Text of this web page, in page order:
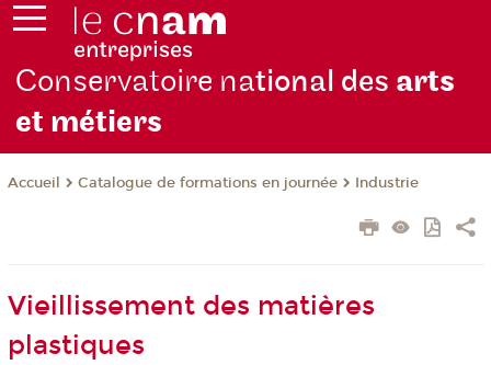
Conservatoire national des arts
et métiers
Accueil Catalogue de formations en journée Industrie
Vieillissement des matières
plastiques